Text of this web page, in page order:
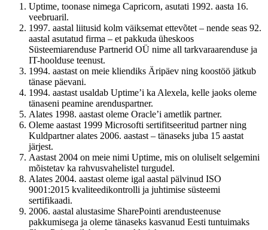
Uptime, toonase nimega Capricorn, asutati 1992. aasta 16.
veebruaril.
1997. aastal liitusid kolm väiksemat ettevõtet – nende seas 92.
aastal asutatud firma – et pakkuda üheskoos
Süsteemiarenduse Partnerid OÜ nime all tarkvaraarenduse ja
IT-hoolduse teenust.
1994. aastast on meie kliendiks Äripäev ning koostöö jätkub
tänase päevani.
1994. aastast usaldab Uptime’i ka Alexela, kelle jaoks oleme
tänaseni peamine arenduspartner.
Alates 1998. aastast oleme Oracle’i ametlik partner.
Oleme aastast 1999 Microsofti sertifitseeritud partner ning
Kuldpartner alates 2006. aastast – tänaseks juba 15 aastat
järjest.
Aastast 2004 on meie nimi Uptime, mis on oluliselt selgemini
mõistetav ka rahvusvahelistel turgudel.
Alates 2004. aastast oleme igal aastal pälvinud ISO
9001:2015 kvaliteedikontrolli ja juhtimise süsteemi
sertifikaadi.
2006. aastal alustasime SharePointi arendusteenuse
pakkumisega ja oleme tänaseks kasvanud Eesti tuntuimaks